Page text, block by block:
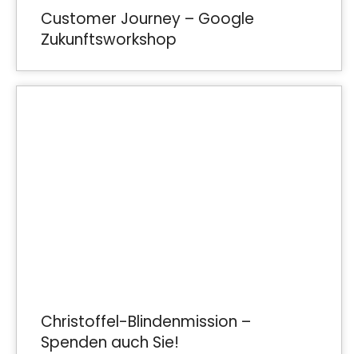
Customer Journey – Google
Zukunftsworkshop
Christoffel-Blindenmission –
Spenden auch Sie!